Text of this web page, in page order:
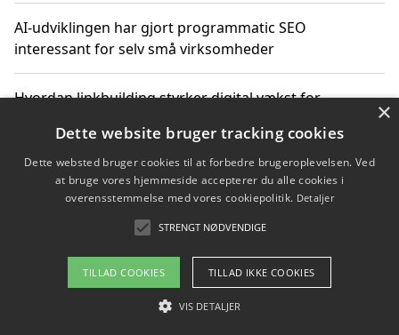
AI-udviklingen har gjort programmatic SEO
interessant for selv små virksomheder
Hvordan linkbuilding styrker digital vækst for
Sådan har udviklingen inden for genbrug af elektronik
ændret sig
Copyright 2026 - Pilanto Aps
Om / kontakt
×
Dette website bruger tracking cookies
Dette websted bruger cookies til at forbedre brugeroplevelsen. Ved
at bruge vores hjemmeside accepterer du alle cookies i
overensstemmelse med vores cookiepolitik. Detaljer
STRENGT NØDVENDIGE
TILLAD COOKIES TILLAD IKKE COOKIES
VIS DETALJER